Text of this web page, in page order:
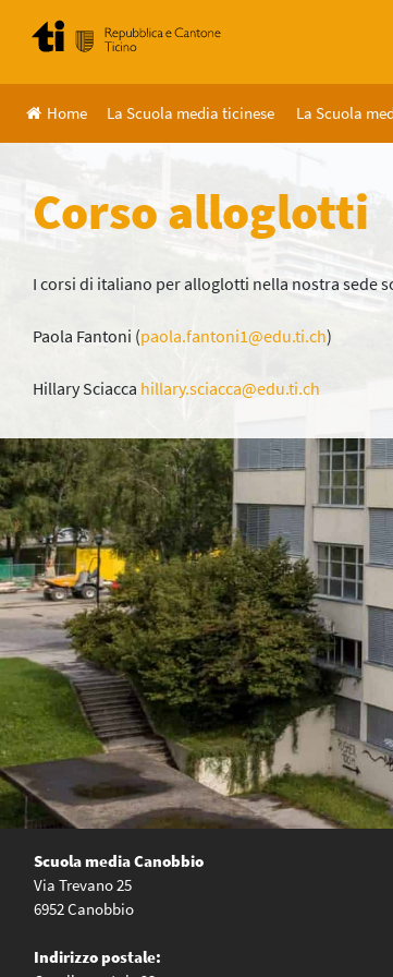
content
Home La Scuola media ticinese La Scuola
Corso alloglotti
I corsi di italiano per alloglotti nella nostra sede
Paola Fantoni (paola.fantoni1@edu.ti.ch)
Hillary Sciacca hillary.sciacca@edu.ti.ch
Scuola media Canobbio
Via Trevano 25
6952 Canobbio
Indirizzo postale: